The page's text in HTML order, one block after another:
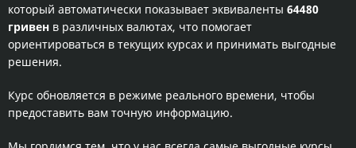
который автоматически показывает эквиваленты 64480
гривен в различных валютах, что помогает
ориентироваться в текущих курсах и принимать выгодные
решения.
Курс обновляется в режиме реального времени, чтобы
предоставить вам точную информацию.